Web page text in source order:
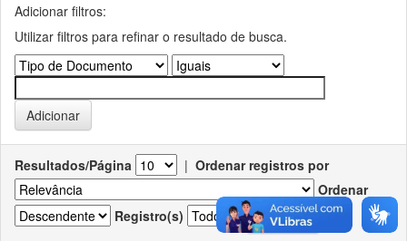
Adicionar filtros:
Utilizar filtros para refinar o resultado de busca.
Resultados/Página | Ordenar registros por
Ordenar
Registro(s)